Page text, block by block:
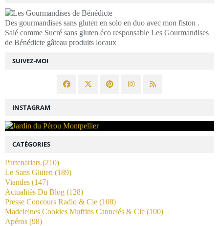
SUIVEZ-MOI
Des gourmandises sans gluten en solo en duo avec mon fiston .
Salé comme Sucré sans gluten éco responsable Les Gourmandises
de Bénédicte gâteau produits locaux
INSTAGRAM
CATÉGORIES
Partenariats (210)
Le Sans Gluten (189)
Viandes (147)
Actualités Du Blog (128)
Presse Concours Radio & Cie (108)
Madeleines Cookies Muffins Cannelés & Cie (100)
Apéros (98)